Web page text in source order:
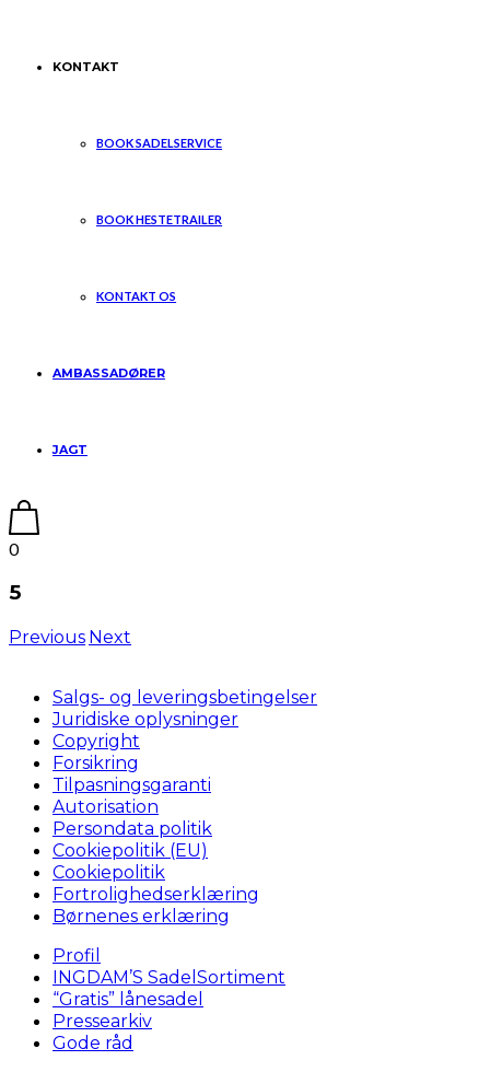
KONTAKT
BOOK SADELSERVICE
BOOK HESTETRAILER
KONTAKT OS
AMBASSADØRER
JAGT
0
5
Previous Next
Salgs- og leveringsbetingelser
Juridiske oplysninger
Copyright
Forsikring
Tilpasningsgaranti
Autorisation
Persondata politik
Cookiepolitik (EU)
Cookiepolitik
Fortrolighedserklæring
Børnenes erklæring
Profil
INGDAM’S SadelSortiment
“Gratis” lånesadel
Pressearkiv
Gode råd